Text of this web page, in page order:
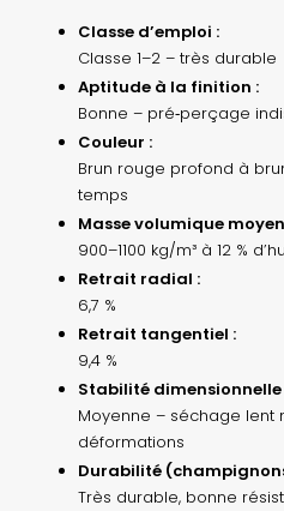
Classe d’emploi :
Classe 1–2 – très durable
Aptitude à la finition :
Bonne – pré‑perçage
Couleur :
Brun rouge profond à
temps
Masse volumique
900–1100 kg/m³ à 12 %
Retrait radial :
6,7 %
Retrait tangentiel :
9,4 %
Stabilité dimensionnelle
Moyenne – séchage lent
déformations
Durabilité
Très durable, bonne